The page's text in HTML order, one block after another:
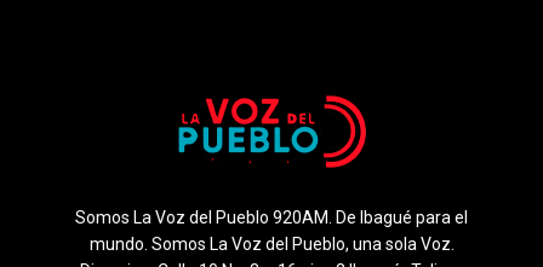
Somos La Voz del Pueblo 920AM. De Ibagué para el
mundo. Somos La Voz del Pueblo, una sola Voz.